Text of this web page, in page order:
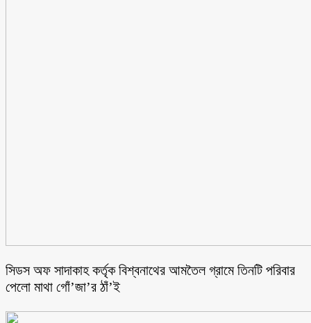
সিডস অফ সাদাকাহ কর্তৃক বিশ্বনাথের আমতৈল গ্রামে তিনটি পরিবার
পেলো মাথা গোঁ’জা’র ঠাঁ’ই